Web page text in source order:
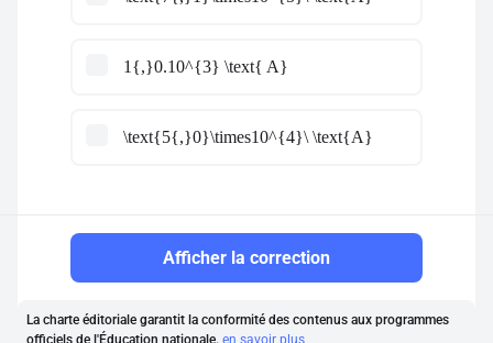
1{,}0.10^{3} \text{ A}
\text{5{,}0}\times10^{4}\ \text{A}
Afficher la correction
La charte éditoriale garantit la conformité des contenus aux programmes
officiels de l'Éducation nationale. en savoir plus